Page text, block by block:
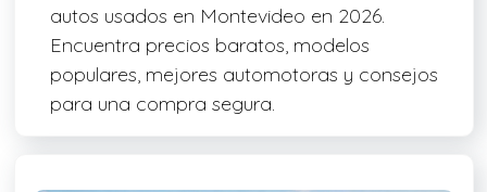
autos usados en Montevideo en 2026.
Encuentra precios baratos, modelos
populares, mejores automotoras y consejos
para una compra segura.